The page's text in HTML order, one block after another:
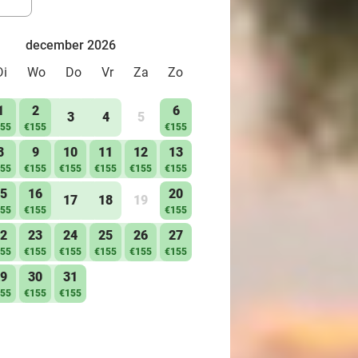
december 2026
Wo Do Vr Za Zo
2
€155
3 4 5 6
€155
9
€155
10
€155
11
€155
12
€155
13
€155
16
€155
17 18 19 20
€155
23
€155
24
€155
25
€155
26
€155
27
€155
30
€155
31
€155